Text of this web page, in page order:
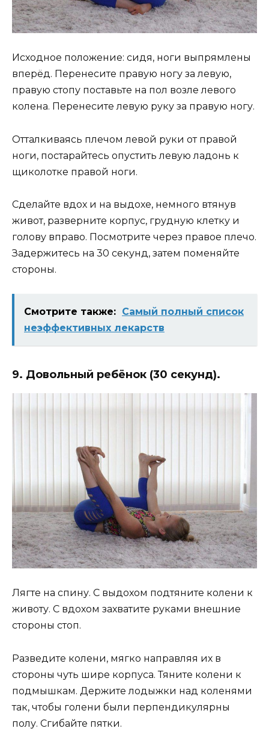
Исходное положение: сидя, ноги выпрямлены
вперёд. Перенесите правую ногу за левую,
правую стопу поставьте на пол возле левого
колена. Перенесите левую руку за правую ногу.
Отталкиваясь плечом левой руки от правой
ноги, постарайтесь опустить левую ладонь к
щиколотке правой ноги.
Сделайте вдох и на выдохе, немного втянув
живот, разверните корпус, грудную клетку и
голову вправо. Посмотрите через правое плечо.
Задержитесь на 30 секунд, затем поменяйте
стороны.
Смотрите также: Самый полный список
неэффективных лекарств
9. Довольный ребёнок (30 секунд).
Лягте на спину. С выдохом подтяните колени к
животу. С вдохом захватите руками внешние
стороны стоп.
Разведите колени, мягко направляя их в
стороны чуть шире корпуса. Тяните колени к
подмышкам. Держите лодыжки над коленями
так, чтобы голени были перпендикулярны
полу. Сгибайте пятки.